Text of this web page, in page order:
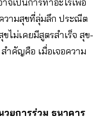
จเป็นการทำอะไรเพื่อ
วามสุขที่ลุ่มลึก ประณีต
ไม่เคยมีสูตรสำเร็จ สุข-
ำคัญคือ เมื่อเจอความ
วยการร่วม ธนาคาร